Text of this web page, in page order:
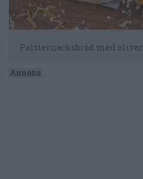
Palsternacksbröd med oliver